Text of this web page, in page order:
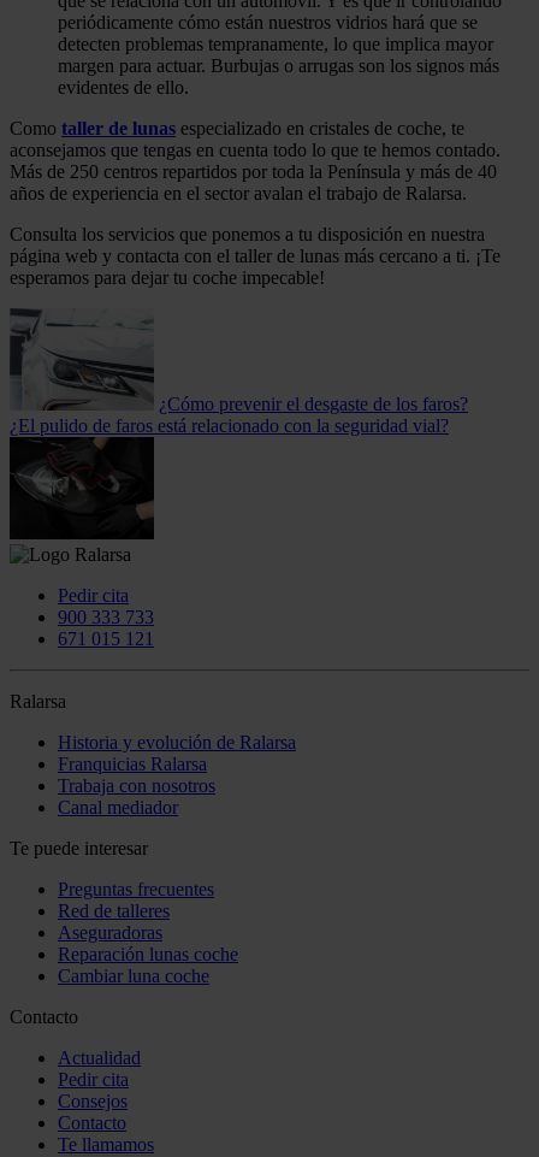
periódicamente cómo están nuestros vidrios hará que se
detecten problemas tempranamente, lo que implica mayor
margen para actuar. Burbujas o arrugas son los signos más
evidentes de ello.
Como taller de lunas especializado en cristales de coche, te
aconsejamos que tengas en cuenta todo lo que te hemos contado.
Más de 250 centros repartidos por toda la Península y más de 40
años de experiencia en el sector avalan el trabajo de Ralarsa.
Consulta los servicios que ponemos a tu disposición en nuestra
página web y contacta con el taller de lunas más cercano a ti. ¡Te
esperamos para dejar tu coche impecable!
¿Cómo prevenir el desgaste de los faros?
¿El pulido de faros está relacionado con la seguridad vial?
Pedir cita
900 333 733
671 015 121
Ralarsa
Historia y evolución de Ralarsa
Franquicias Ralarsa
Trabaja con nosotros
Canal mediador
Te puede interesar
Preguntas frecuentes
Red de talleres
Aseguradoras
Reparación lunas coche
Cambiar luna coche
Contacto
Actualidad
Pedir cita
Consejos
Contacto
Te llamamos